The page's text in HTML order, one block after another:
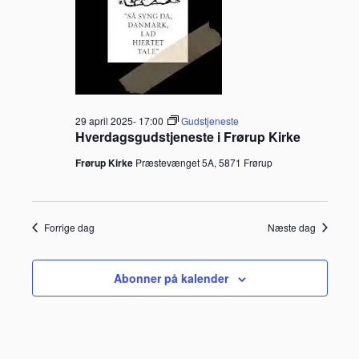
Hverdagsgudstjeneste i Frørup Kirke
29 april 2025- 17:00 Gudstjeneste
Frørup Kirke Præstevænget 5A, 5871 Frørup
Forrige dag Næste dag
Abonner på kalender